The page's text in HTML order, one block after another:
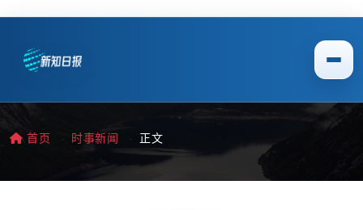
首页 时事新闻 正文